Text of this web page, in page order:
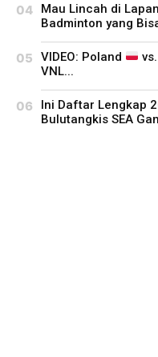
Mau Lincah di
Badminton yang
VIDEO: Poland
VNL...
Ini Daftar Lengkap
Bulutangkis SEA